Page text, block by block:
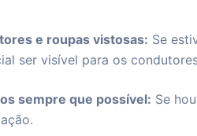
e roupas vistosas: Se
ser visível para os
sempre que possível: Se